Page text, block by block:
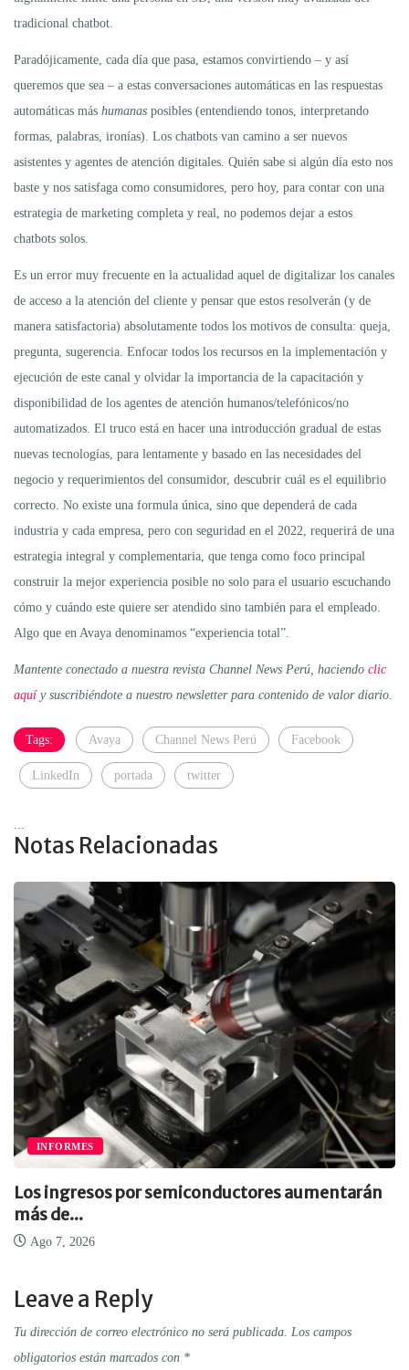
tradicional chatbot.
Paradójicamente, cada día que pasa, estamos convirtiendo – y así
queremos que sea – a estas conversaciones automáticas en las respuestas
automáticas más humanas posibles (entendiendo tonos, interpretando
formas, palabras, ironías). Los chatbots van camino a ser nuevos
asistentes y agentes de atención digitales. Quién sabe si algún día esto nos
baste y nos satisfaga como consumidores, pero hoy, para contar con una
estrategia de marketing completa y real, no podemos dejar a estos
chatbots solos.
Es un error muy frecuente en la actualidad aquel de digitalizar los canales
de acceso a la atención del cliente y pensar que estos resolverán (y de
manera satisfactoria) absolutamente todos los motivos de consulta: queja,
pregunta, sugerencia. Enfocar todos los recursos en la implementación y
ejecución de este canal y olvidar la importancia de la capacitación y
disponibilidad de los agentes de atención humanos/telefónicos/no
automatizados. El truco está en hacer una introducción gradual de estas
nuevas tecnologías, para lentamente y basado en las necesidades del
negocio y requerimientos del consumidor, descubrir cuál es el equilibrio
correcto. No existe una formula única, sino que dependerá de cada
industria y cada empresa, pero con seguridad en el 2022, requerirá de una
estrategia integral y complementaria, que tenga como foco principal
construir la mejor experiencia posible no solo para el usuario escuchando
cómo y cuándo este quiere ser atendido sino también para el empleado.
Algo que en Avaya denominamos “experiencia total”.
Mantente conectado a nuestra revista Channel News Perú, haciendo clic
aquíy suscribiéndote a nuestro newsletter para contenido de valor diario.
Tags: Avaya Channel News Perú Facebook
LinkedIn portada twitter
Notas Relacionadas
INFORMES
ingresos por semiconductores aumentarán
de...
Ago 7, 2026
Leave a Reply
Tu dirección de correo electrónico no será publicada. Los campos
obligatorios están marcados con *